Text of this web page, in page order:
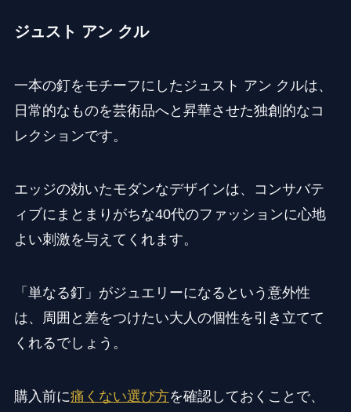
ジュスト アン クル
一本の釘をモチーフにしたジュスト アン クルは、
日常的なものを芸術品へと昇華させた独創的なコ
レクションです。
エッジの効いたモダンなデザインは、コンサバテ
ィブにまとまりがちな40代のファッションに心地
よい刺激を与えてくれます。
「単なる釘」がジュエリーになるという意外性
は、周囲と差をつけたい大人の個性を引き立てて
くれるでしょう。
購入前に痛くない選び方を確認しておくことで、